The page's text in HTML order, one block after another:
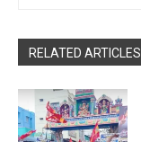
RELATED ARTICLES